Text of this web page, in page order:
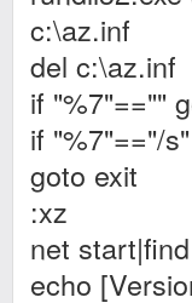
c:\az.inf
del c:\az.inf
if "%7"==""
if "%7"=="/
goto exit
:xz
net
echo